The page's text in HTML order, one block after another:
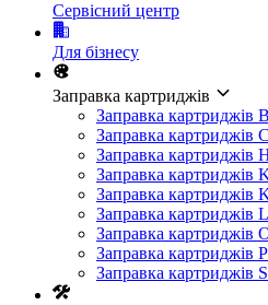
Сервісний центр
Для бізнесу
Заправка картриджів
Заправка картриджів
Заправка картриджів
Заправка картриджів
Заправка картриджів
Заправка картриджів
Заправка картриджів
Заправка картриджів
Заправка картриджів
Заправка картриджів